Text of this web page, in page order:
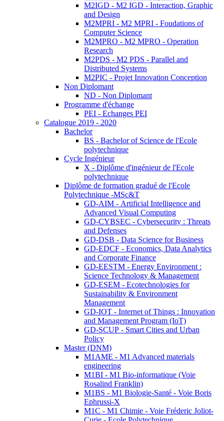
M2IGD - M2 IGD - Interaction, Graphic
and Design
M2MPRI - M2 MPRI - Foudations of
Computer Science
M2MPRO - M2 MPRO - Operation
Research
M2PDS - M2 PDS - Parallel and
Distributed Systems
M2PIC - Projet Innovation Conception
Non Diplomant
ND - Non Diplomant
Programme d'échange
PEI - Echanges PEI
Catalogue 2019 - 2020
Bachelor
BS - Bachelor of Science de l'Ecole
polytechnique
Cycle Ingénieur
X - Diplôme d'ingénieur de l'Ecole
polytechnique
Diplôme de formation gradué de l'Ecole
Polytechnique -MSc&T
GD-AIM - Artificial Intelligence and
Advanced Visual Computing
GD-CYBSEC - Cybersecurity : Threats
and Defenses
GD-DSB - Data Science for Business
GD-EDCF - Economics, Data Analytics
and Corporate Finance
GD-EESTM - Energy Environment :
Science Technology & Management
GD-ESEM - Ecotechnologies for
Sustainability & Environment
Management
GD-IOT - Internet of Things : Innovation
and Management Program (IoT)
GD-SCUP - Smart Cities and Urban
Policy
Master (DNM)
M1AME - M1 Advanced materials
engineering
M1BI - M1 Bio-informatique (Voie
Rosalind Franklin)
M1BS - M1 Biologie-Santé - Voie Boris
Ephrussi-X
M1C - M1 Chimie - Voie Fréderic Joliot-